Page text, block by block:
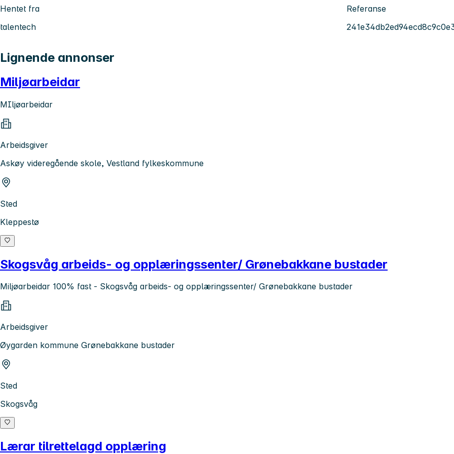
Hentet fra
talentech
Referanse
Lignende annonser
Miljøarbeidar
MIljøarbeidar
Arbeidsgiver
Askøy videregående skole, Vestland fylkeskommune
Sted
Kleppestø
Skogsvåg arbeids- og opplæringssenter/ Grønebakkane bustader
Miljøarbeidar 100% fast - Skogsvåg arbeids- og opplæringssenter/ Grønebakkane bustader
Arbeidsgiver
Øygarden kommune Grønebakkane bustader
Sted
Skogsvåg
Lærar tilrettelagd opplæring